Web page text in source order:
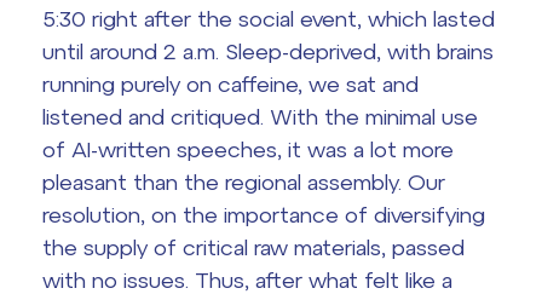
5:30 right after the social event, which lasted
until around 2 a.m. Sleep-deprived, with brains
running purely on caffeine, we sat and
listened and critiqued. With the minimal use
of AI-written speeches, it was a lot more
pleasant than the regional assembly. Our
resolution, on the importance of diversifying
the supply of critical raw materials, passed
with no issues. Thus, after what felt like a